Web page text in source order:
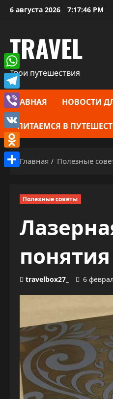
Перейти
6 августа 2026 7:17:47 PM
TRAVEL
Твои путешествия
ГЛАВНАЯ НОВОСТИ
ПИТАЕМСЯ В
Главная Полезные
Полезные советы
travelbox27_ 6
WhatsApp
Telegram
Viber
VK
Odnoklassniki